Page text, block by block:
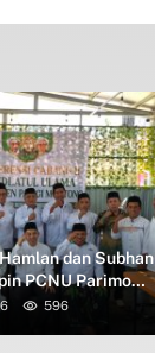
dan Subhan
PCNU Parimo
596